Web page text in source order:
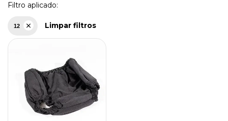
Filtro aplicado:
12 Limpar filtros